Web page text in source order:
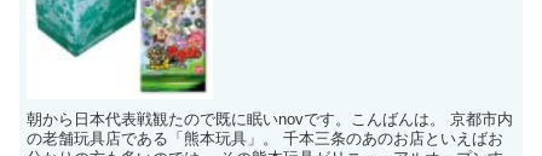
朝から日本代表戦観たので既に眠いnovです。こんばんは。 京都市内
の老舗玩具店である「熊本玩具」。 千本三条のあのお店といえばお